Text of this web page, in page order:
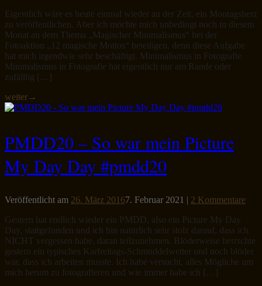
Eigentlich wäre es heute einmal wieder an der Zeit, ein Montagsherz
zu veröffentlichen. Aber ich möchte mich unbedingt noch in diesem
Monat an dem Thema „Magischer Minimalismus“ bei der
Fotoaktion „12 magische Mottos“ beteiligen, denn diese Aufgabe
hat mich irgendwie sehr beschäftigt. Minimalismus in Fotografie
Minimalismus in Fotografie hat eigentlich nur am Rande oder
zufälllig […]
weiter→
PMDD20 – So war mein Picture
My Day Day #pmdd20
Veröffentlicht am 26. März 20167. Februar 2021 | 2 Kommentare
Gestern hat endlich wieder ein PMDD, also ein Picture My Day
Day, stattgefunden und ich bin natürlich sehr stolz darauf, dass ich
NICHT vergessen habe, daran teilzunehmen. Blöderweise herrschte
gestern ein typisches Karfreitags-Schmuddelwetter und noch blöder
war, dass ich arbeiten musste. Ich habe versucht, alles Mögliche um
mich herum zu fotografieren und wie immer habe ich […]